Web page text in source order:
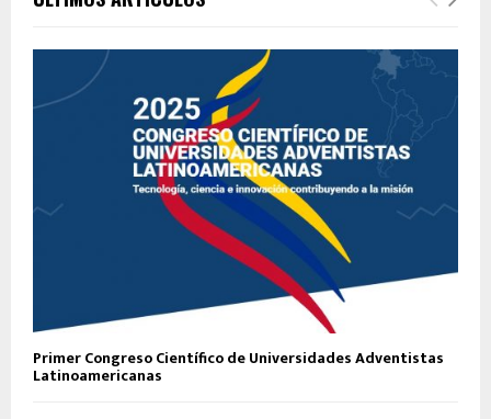
Primer Congreso Científico de Universidades Adventistas
Latinoamericanas